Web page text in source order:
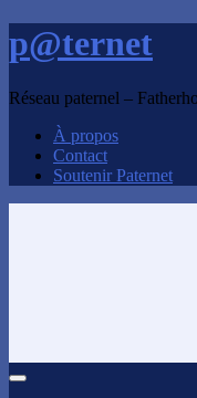
p@ternet
Réseau paternel –
À propos
Contact
Soutenir Paternet